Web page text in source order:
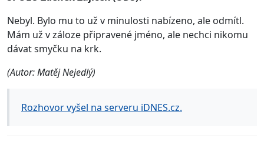
Nebyl. Bylo mu to už v minulosti nabízeno, ale odmítl.
Mám už v záloze připravené jméno, ale nechci nikomu
dávat smyčku na krk.
(Autor: Matěj Nejedlý)
Rozhovor vyšel na serveru iDNES.cz.